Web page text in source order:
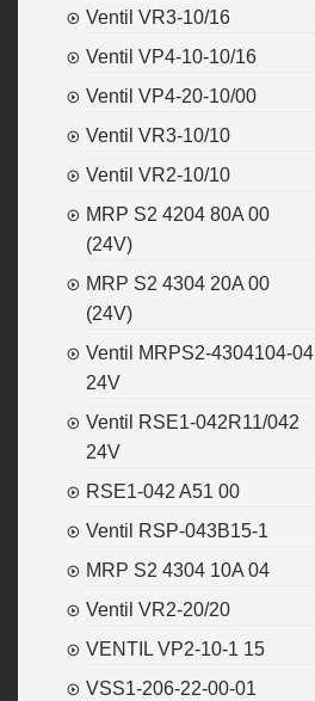
Ventil VR3-10/16
Ventil VP4-10-10/16
Ventil VP4-20-10/00
Ventil VR3-10/10
Ventil VR2-10/10
MRP S2 4204 80A 00
(24V)
MRP S2 4304 20A 00
(24V)
Ventil MRPS2-4304104-04
24V
Ventil RSE1-042R11/042
24V
RSE1-042 A51 00
Ventil RSP-043B15-1
MRP S2 4304 10A 04
Ventil VR2-20/20
VENTIL VP2-10-1 15
VSS1-206-22-00-01